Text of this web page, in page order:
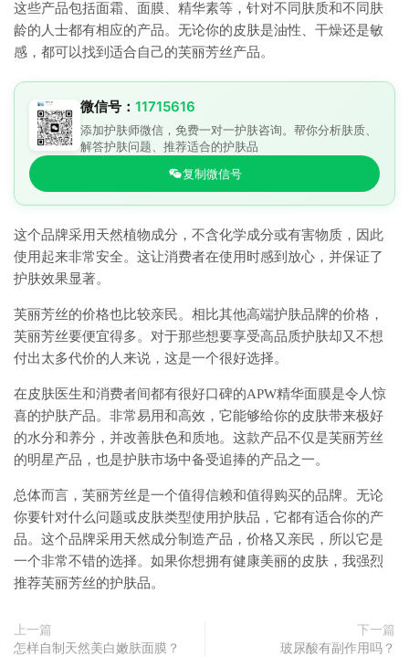
这些产品包括面霜、面膜、精华素等，针对不同肤质和不同肤
龄的人士都有相应的产品。无论你的皮肤是油性、干燥还是敏
感，都可以找到适合自己的芙丽芳丝产品。
微信号： 11715616
添加护肤师微信，免费一对一护肤咨询。帮你分析肤质、
解答护肤问题、推荐适合的护肤品
复制微信号
这个品牌采用天然植物成分，不含化学成分或有害物质，因此
使用起来非常安全。这让消费者在使用时感到放心，并保证了
护肤效果显著。
芙丽芳丝的价格也比较亲民。相比其他高端护肤品牌的价格，
芙丽芳丝要便宜得多。对于那些想要享受高品质护肤却又不想
付出太多代价的人来说，这是一个很好选择。
在皮肤医生和消费者间都有很好口碑的APW精华面膜是令人惊
喜的护肤产品。非常易用和高效，它能够给你的皮肤带来极好
的水分和养分，并改善肤色和质地。这款产品不仅是芙丽芳丝
的明星产品，也是护肤市场中备受追捧的产品之一。
总体而言，芙丽芳丝是一个值得信赖和值得购买的品牌。无论
你要针对什么问题或皮肤类型使用护肤品，它都有适合你的产
品。这个品牌采用天然成分制造产品，价格又亲民，所以它是
一个非常不错的选择。如果你想拥有健康美丽的皮肤，我强烈
推荐芙丽芳丝的护肤品。
上一篇
怎样自制天然美白嫩肤面膜？
下一篇
玻尿酸有副作用吗？